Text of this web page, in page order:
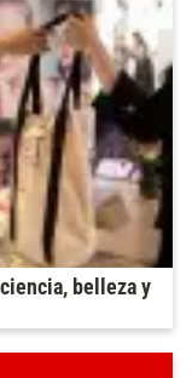
belleza y